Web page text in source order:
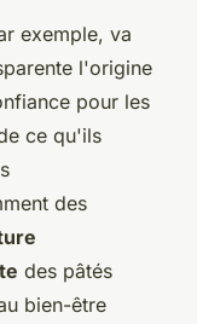
exemple, va
l'origine
pour les
ce qu'ils
des
des pâtés
bien-être